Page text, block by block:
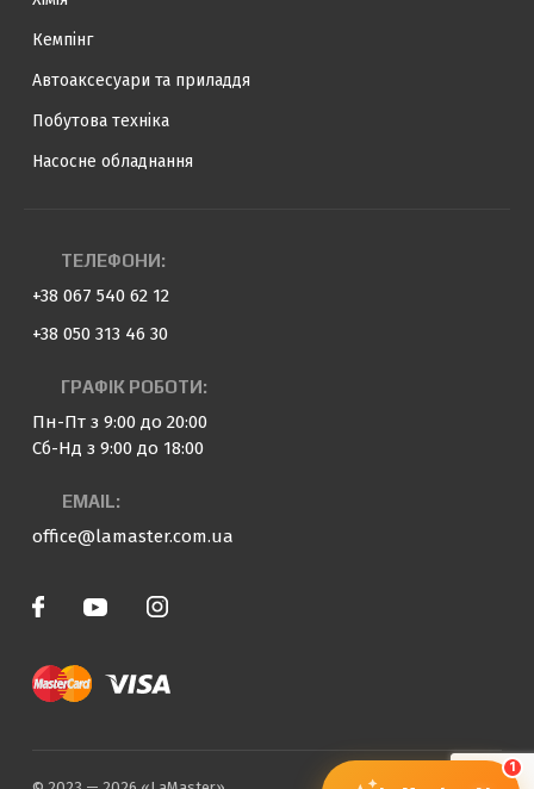
Кемпінг
Автоаксесуари та приладдя
Побутова техніка
Насосне обладнання
ТЕЛЕФОНИ:
+38 067 540 62 12
+38 050 313 46 30
ГРАФІК РОБОТИ:
Пн-Пт з 9:00 до 20:00
Сб-Нд з 9:00 до 18:00
EMAIL:
office@lamaster.com.ua
1